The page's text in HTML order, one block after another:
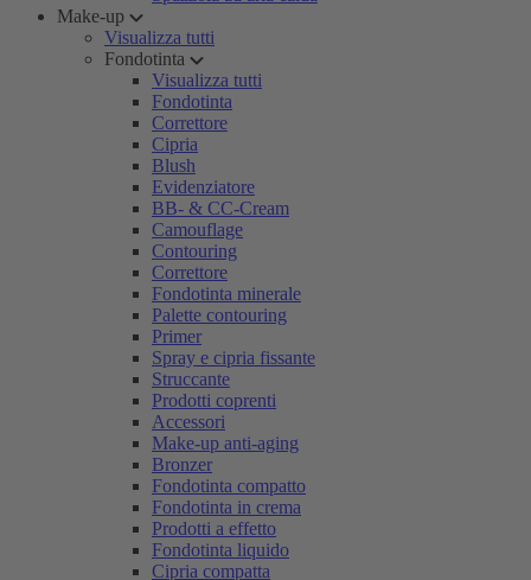
Make-up
Visualizza tutti
Fondotinta
Visualizza tutti
Fondotinta
Correttore
Cipria
Blush
Evidenziatore
BB- & CC-Cream
Camouflage
Contouring
Correttore
Fondotinta minerale
Palette contouring
Primer
Spray e cipria fissante
Struccante
Prodotti coprenti
Accessori
Make-up anti-aging
Bronzer
Fondotinta compatto
Fondotinta in crema
Prodotti a effetto
Fondotinta liquido
Cipria compatta